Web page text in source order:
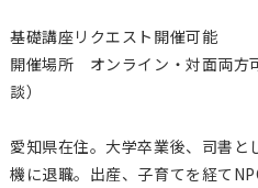
基礎講座リクエスト開催可能
開催場所 オンライン・対面両方
談）
愛知県在住。大学卒業後、司書
機に退職。出産、子育てを経て